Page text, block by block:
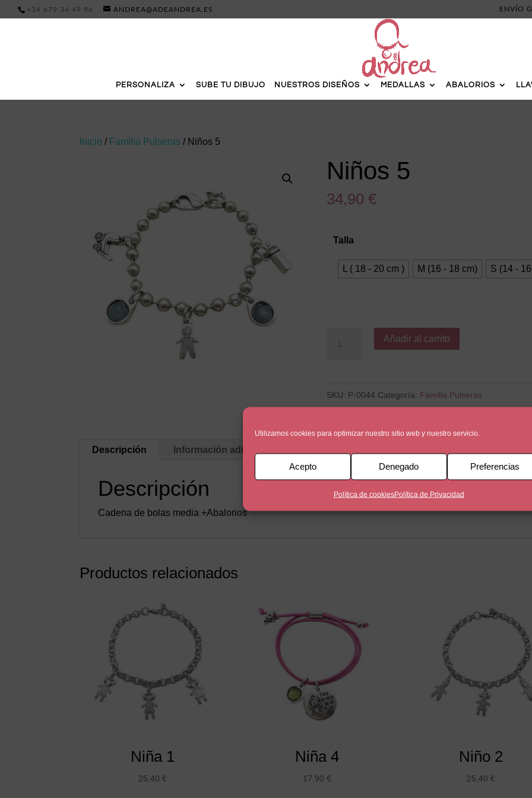
Utilizamos cookies para optimizar nuestro sitio web y nuestro servicio.
Acepto Denegado Preferencias
Política de cookiesPolítica de Privacidad
+34 679 34 49 96 ANDREA@ADEANDREA.ES ENVÍO
PERSONALIZA SUBE TU DIBUJO NUESTROS DISEÑOS MEDALLAS ABALORIOS
Inicio / Familia Pulseras / Niños 5
Niños 5
34,90 €
Talla
L ( 18 - 20 cm ) M (16 - 18 cm) S (14 -
Añadir al carrito
SKU: P-0044 Categoría: Familia Pulseras
Descripción Información adicional
Descripción
Cadena de bolas media +Abalorios
Productos relacionados
Niña 1
25,40 €
Niña 4
17,90 €
Niño 2
25,40€